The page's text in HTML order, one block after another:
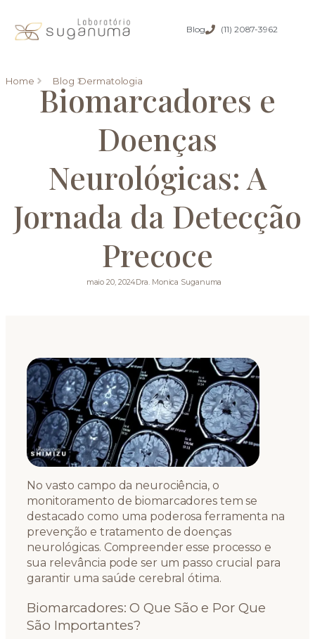
Blog (11) 2087-3962
Home Blog Dermatologia
Biomarcadores e
Doenças
Neurológicas: A
Jornada da Detecção
Precoce
maio 20, 2024Dra. Monica Suganuma
No vasto campo da neurociência, o
monitoramento de biomarcadores tem se
destacado como uma poderosa ferramenta na
prevenção e tratamento de doenças
neurológicas. Compreender esse processo e
sua relevância pode ser um passo crucial para
garantir uma saúde cerebral ótima.
Biomarcadores: O Que São e Por Que
São Importantes?